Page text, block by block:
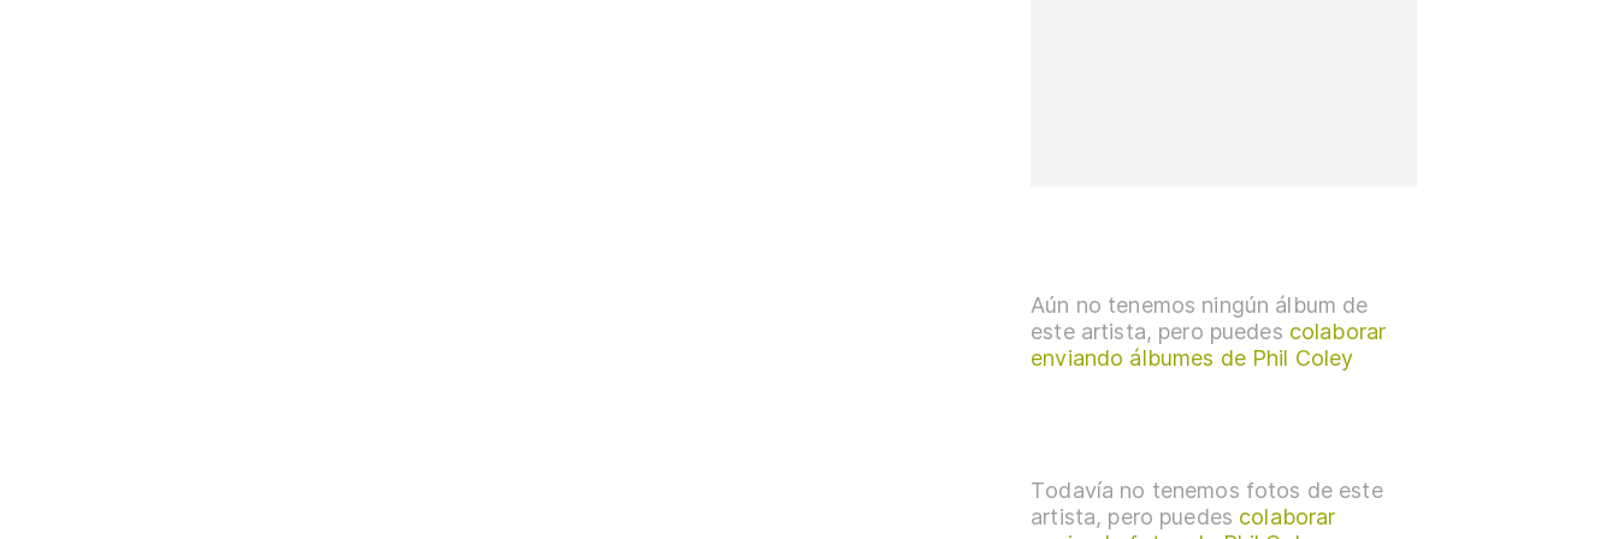
Aún no tenemos ningún álbum de
este artista, pero puedes colaborar
enviando álbumes de Phil Coley
Todavía no tenemos fotos de este
artista, pero puedes colaborar